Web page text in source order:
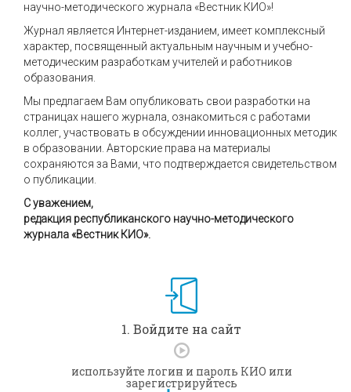
научно-методического журнала «Вестник КИО»!
Журнал является Интернет-изданием, имеет комплексный
характер, посвященный актуальным научным и учебно-
методическим разработкам учителей и работников
образования.
Мы предлагаем Вам опубликовать свои разработки на
страницах нашего журнала, ознакомиться с работами
коллег, участвовать в обсуждении инновационных методик
в образовании. Авторские права на материалы
сохраняются за Вами, что подтверждается свидетельством
о публикации.
С уважением,
редакция республиканского научно-методического
журнала «Вестник КИО».
1. Войдите на сайт
используйте логин и пароль КИО или
зарегистрируйтесь